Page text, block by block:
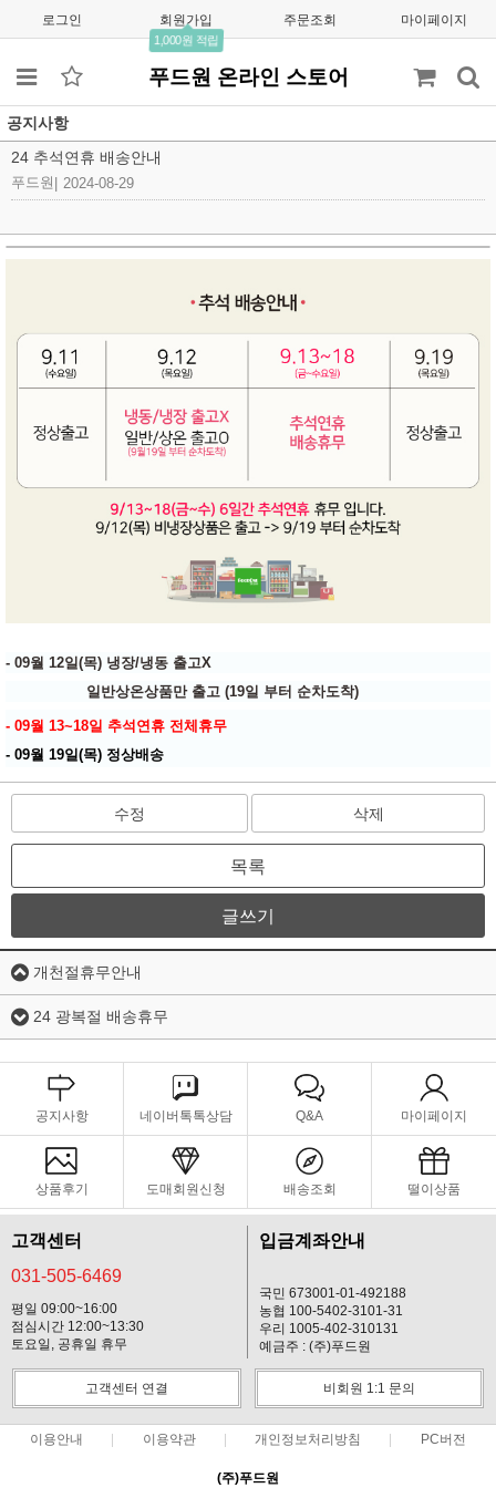
로그인 회원가입
1,000원 적립
주문조회 마이페이지
푸드원 온라인 스토어
공지사항
24 추석연휴 배송안내
푸드원 2024-08-29
- 09월 12일(목) 냉장/냉동 출고X
일반상온상품만 출고 (19일 부터 순차도착)
- 09월 13~18일 추석연휴 전체휴무
- 09월 19일(목) 정상배송
수정 삭제
목록
글쓰기
개천절휴무안내
24 광복절 배송휴무
공지사항 네이버톡톡상담 Q&A 마이페이지
상품후기 도매회원신청 배송조회 떨이상품
고객센터
031-505-6469
평일 09:00~16:00
점심시간 12:00~13:30
토요일, 공휴일 휴무
입금계좌안내
국민 673001-01-492188
농협 100-5402-3101-31
우리 1005-402-310131
예금주 : (주)푸드원
고객센터 연결 비회원 1:1 문의
이용안내 이용약관 개인정보처리방침 PC버전
(주)푸드원